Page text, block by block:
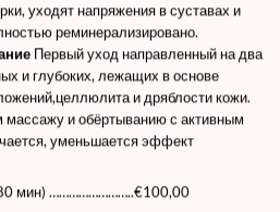
уходят напряжения в суставах и
реминерализировано.
Первый уход направленный на два
и глубоких, лежащих в основе
и дряблости кожи.
массажу и обёртыванию с активным
уменьшается эффект
мин) ……………………..€100,00